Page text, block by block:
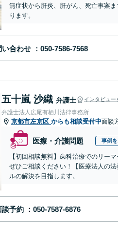
無症状から肝炎、肝がん、死亡事案
ります。
い合わせ
五十嵐 沙織 弁護士 インタビュー
弁護士法人広尾有栖川法律事務所
京都市左京区 からも相談受付中面談
医療・介護問題 事例
【初回相談無料】歯科治療でのリー
ぜひご相談ください！【医療法人の
ルの解決を目指します。
談予約